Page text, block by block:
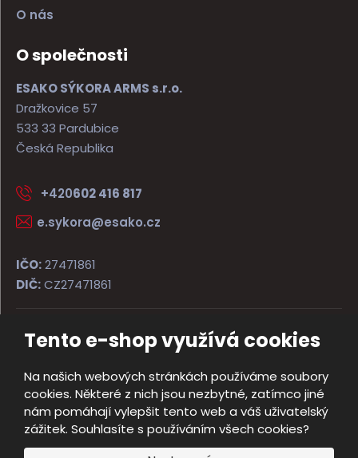
Tento e-shop využívá cookies
Na našich webových stránkách používáme soubory
cookies. Některé z nich jsou nezbytné, zatímco jiné
nám pomáhají vylepšit tento web a váš uživatelský
zážitek. Souhlasíte s používáním všech cookies?
O nás
O společnosti
ESAKO SÝKORA ARMS s.r.o.
Dražkovice 57
533 33 Pardubice
Česká Republika
+420602 416 817
e.sykora@esako.cz
IČO:27471861
DIČ:CZ27471861
© 2026, ESAKO SÝKORA ARMS s.r.o.
Mapa stránek
Vyrobila
B